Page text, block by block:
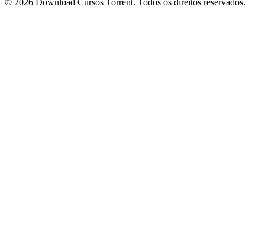
© 2026 Download Cursos Torrent. Todos os direitos reservados.